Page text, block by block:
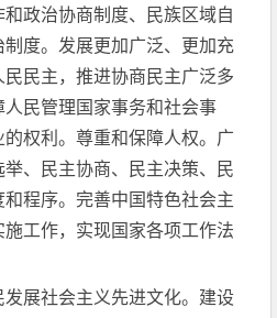
政治协商制度、民族区域自
度。发展更加广泛、更加充
民主，推进协商民主广泛多
民管理国家事务和社会事
权利。尊重和保障人权。广
、民主协商、民主决策、民
程序。完善中国特色社会主
工作，实现国家各项工作法
展社会主义先进文化。建设